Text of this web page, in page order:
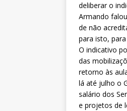
deliberar o
Armando
de não
para isto,
O indicativo
das
retorno às
lá até julho o
salário dos
e projetos de